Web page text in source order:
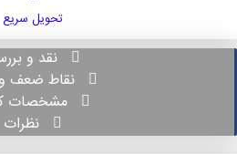
تحویل سریع
نقد و
نقاط ضعف
مشخصات
نظرات